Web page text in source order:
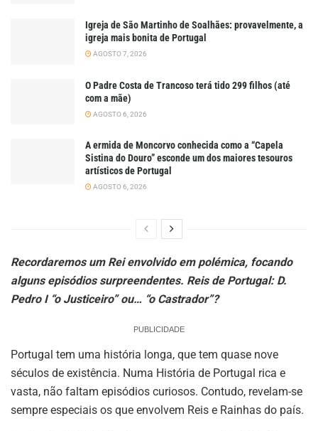
Igreja de São Martinho de Soalhães: provavelmente, a
igreja mais bonita de Portugal
AGOSTO 7, 2026
O Padre Costa de Trancoso terá tido 299 filhos (até
com a mãe)
AGOSTO 6, 2026
A ermida de Moncorvo conhecida como a “Capela
Sistina do Douro” esconde um dos maiores tesouros
artísticos de Portugal
AGOSTO 6, 2026
Recordaremos um Rei envolvido em polémica, focando
alguns episódios surpreendentes. Reis de Portugal: D.
Pedro I “o Justiceiro” ou… “o Castrador”?
PUBLICIDADE
Portugal tem uma história longa, que tem quase nove
séculos de existência. Numa História de Portugal rica e
vasta, não faltam episódios curiosos. Contudo, revelam-se
sempre especiais os que envolvem Reis e Rainhas do país.